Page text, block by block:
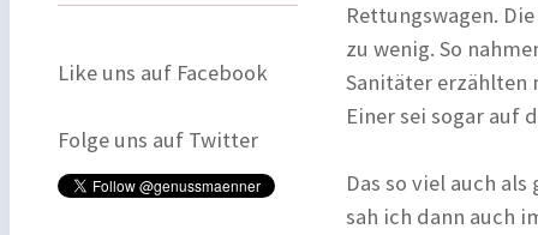
Like uns auf Facebook
Folge uns auf Twitter
Rettungswagen.
zu wenig. So
Sanitäter erzählten
Einer sei sogar auf
Das so viel auch
sah ich dann auch